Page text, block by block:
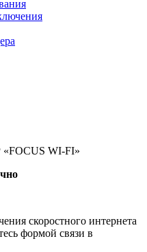
WI-FI»
скоростного интернета
формой связи в